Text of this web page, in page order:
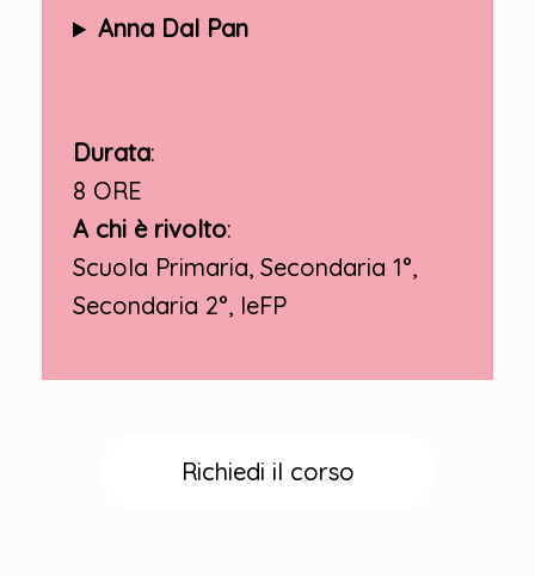
Anna Dal Pan
Durata:
8 ORE
A chi è rivolto:
Scuola Primaria, Secondaria 1°,
Secondaria 2°, IeFP
Richiedi il corso